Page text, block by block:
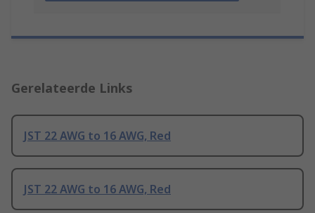
Gerelateerde Links
JST 22 AWG to 16 AWG, Red
JST 22 AWG to 16 AWG, Red